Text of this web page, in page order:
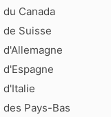
Canada
de Suisse
d'Italie
Pays-Bas